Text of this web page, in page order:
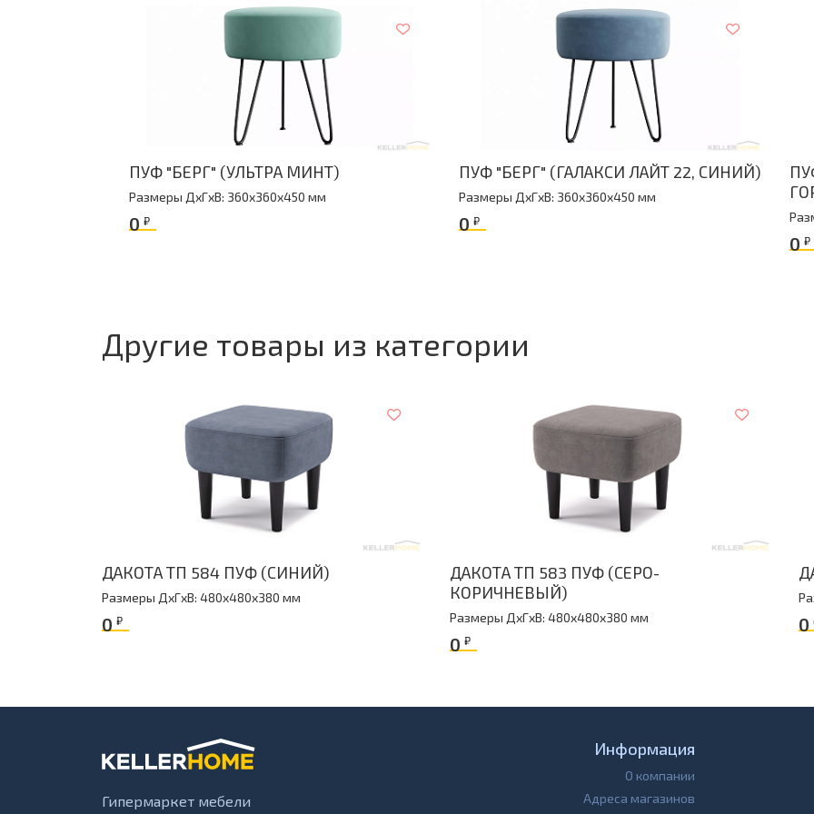
ПУФ "БЕРГ" (УЛЬТРА МИНТ)
Размеры ДxГxВ: 360x360x450 мм
0₽
ПУФ "БЕРГ" (ГАЛАКСИ ЛАЙТ 22, СИНИЙ)
Размеры ДxГxВ: 360x360x450 мм
0₽
0₽
Другие товары из категории
ДАКОТА ТП 584 ПУФ (СИНИЙ)
Размеры ДxГxВ: 480x480x380 мм
0₽
ДАКОТА ТП 583 ПУФ (СЕРО-
КОРИЧНЕВЫЙ)
Размеры ДxГxВ: 480x480x380 мм
0₽
0
Гипермаркет мебели
Информация
О компании
Адреса магазинов